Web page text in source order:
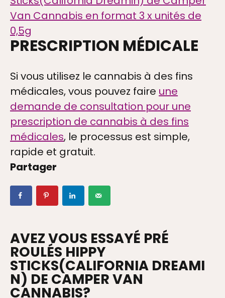
+ VIDEOS
Van Cannabis en format 3 x unités de
0,5g
PRESCRIPTION MÉDICALE
Si vous utilisez le cannabis à des fins
médicales, vous pouvez faire une
demande de consultation pour une
prescription de cannabis à des fins
médicales, le processus est simple,
rapide et gratuit.
Partager
AVEZ VOUS ESSAYÉ PRÉ
ROULÉS HIPPY
STICKS(CALIFORNIA DREAMI
N) DE CAMPER VAN
CANNABIS?